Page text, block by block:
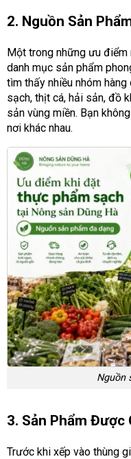
2. Nguồn Sản
Một trong những ưu
danh mục sản phẩm
tìm thấy nhiều nhóm
sạch, thịt cá, hải sản, đồ
sản vùng miền. Bạn
nơi khác nhau.
Nguồn
3. Sản Phẩm Được
Trước khi xếp vào thùng